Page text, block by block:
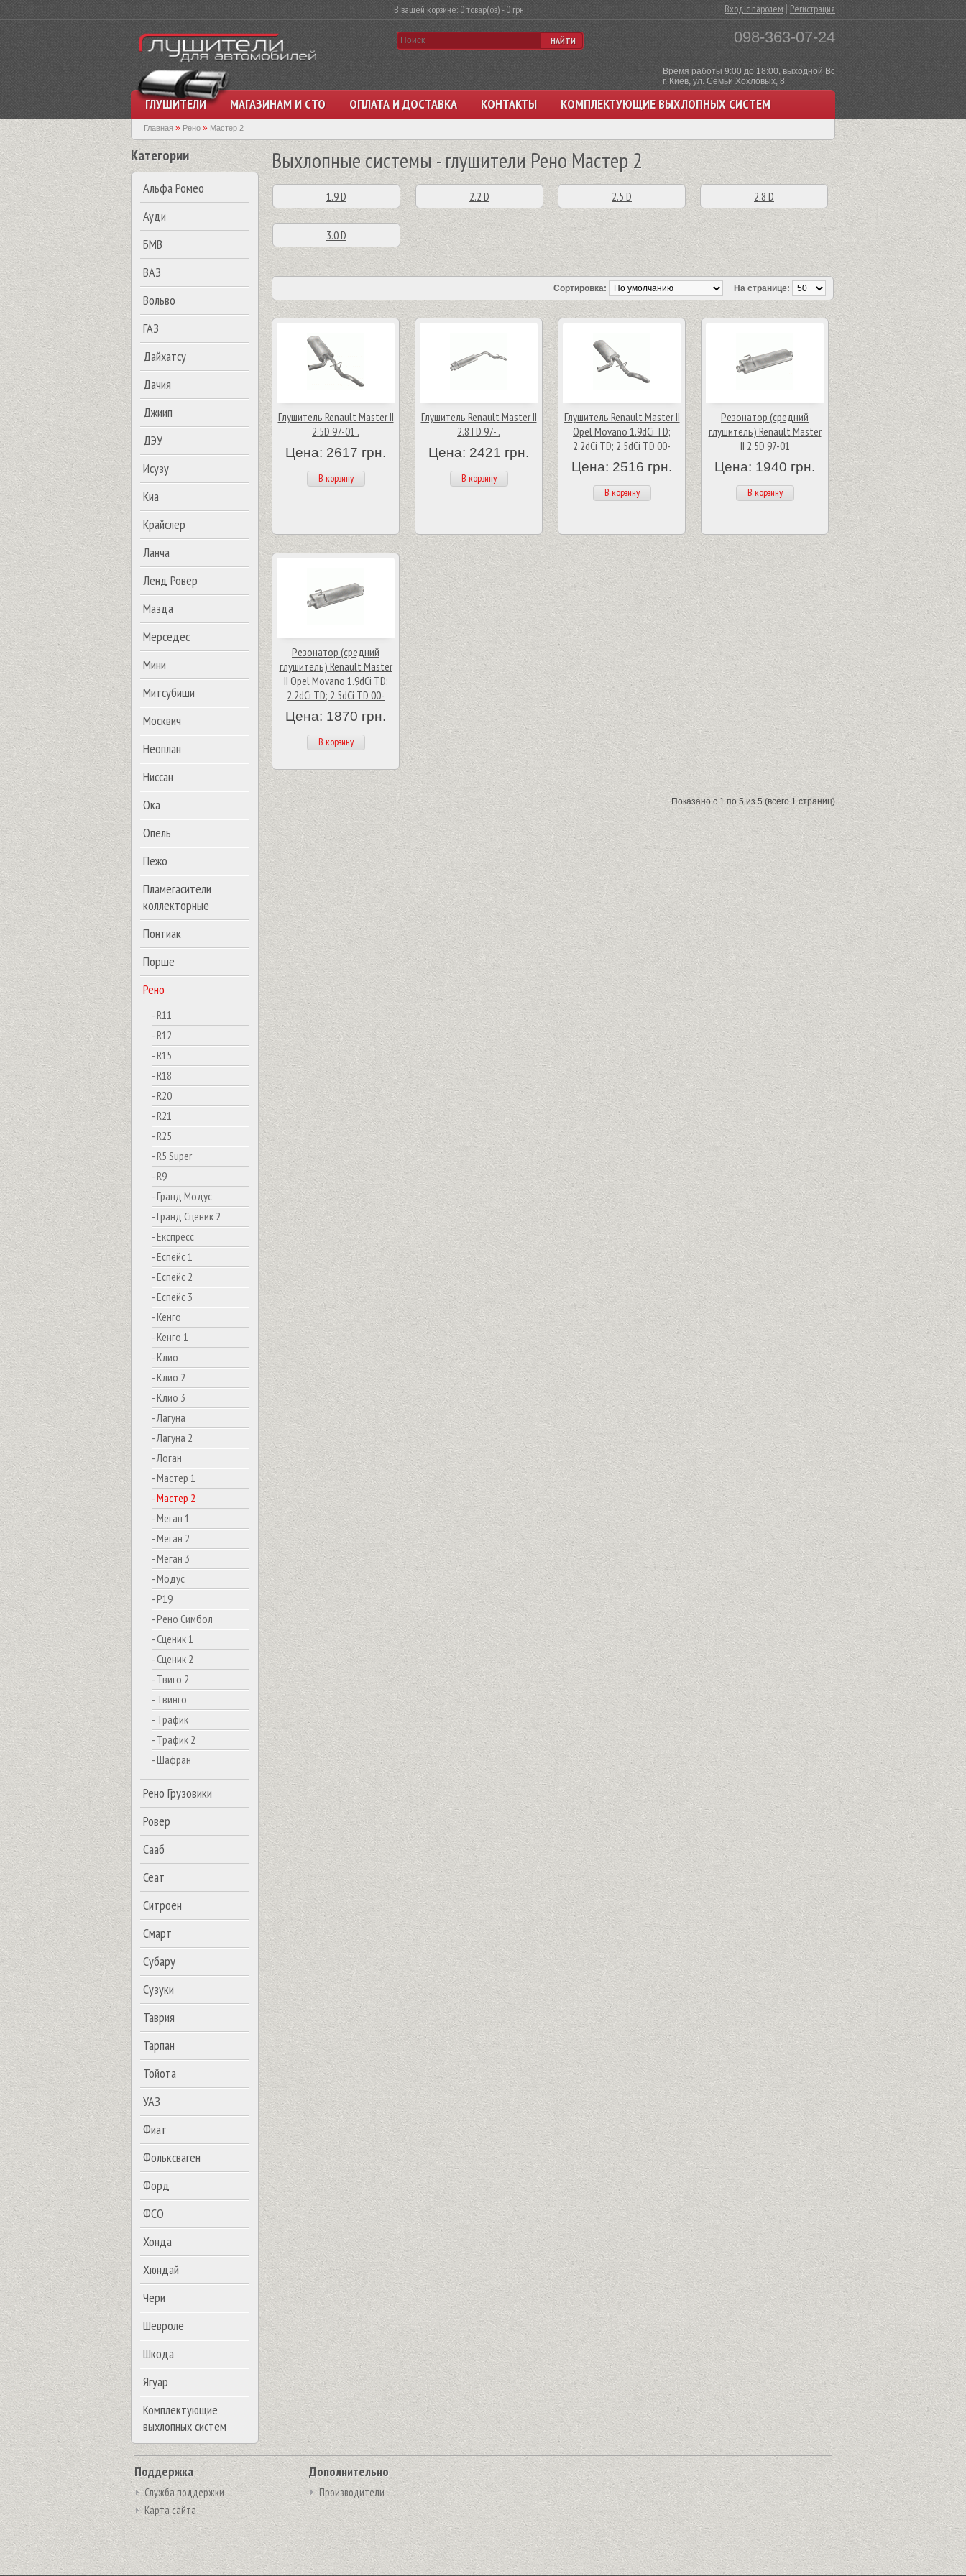
Вход с паролем | Регистрация
В вашей корзине:0 товар(ов) - 0 грн.
098-363-07-24
Время работы 9:00 до 18:00, выходной Вс
г. Киев, ул. Семьи Хохловых, 8
НАЙТИ
ГЛУШИТЕЛИ МАГАЗИНАМ И СТО ОПЛАТА И ДОСТАВКА КОНТАКТЫ КОМПЛЕКТУЮЩИЕ ВЫХЛОПНЫХ СИСТЕМ
Категории
Альфа Ромео
Ауди
БМВ
ВАЗ
Вольво
ГАЗ
Дайхатсу
Дачия
Джиип
ДЭУ
Исузу
Киа
Крайслер
Ланча
Ленд Ровер
Мазда
Мерседес
Мини
Митсубиши
Москвич
Неоплан
Ниссан
Ока
Опель
Пежо
Пламегасители
коллекторные
Понтиак
Порше
Рено
- R11
- R12
- R15
- R18
- R20
- R21
- R25
- R5 Super
- R9
- Гранд Модус
- Гранд Сценик 2
- Експресс
- Еспейс 1
- Еспейс 2
- Еспейс 3
- Кенго
- Кенго 1
- Клио
- Клио 2
- Клио 3
- Лагуна
- Лагуна 2
- Логан
- Мастер 1
- Мастер 2
- Меган 1
- Меган 2
- Меган 3
- Модус
- Р19
- Рено Симбол
- Сценик 1
- Сценик 2
- Твиго 2
- Твинго
- Трафик
- Трафик 2
- Шафран
Рено Грузовики
Ровер
Сааб
Сеат
Ситроен
Смарт
Субару
Сузуки
Таврия
Тарпан
Тойота
УАЗ
Фиат
Фольксваген
Форд
ФСО
Хонда
Хюндай
Чери
Шевроле
Шкода
Ягуар
Комплектующие
выхлопных систем
Главная » Рено » Мастер 2
Выхлопные системы - глушители Рено Мастер 2
1.9 D 2.2 D 2.5 D 2.8 D
3.0 D
На странице:
Сортировка:
Глушитель Renault Master II
2.5D 97-01 .
Цена: 2617 грн.
В корзину
Глушитель Renault Master II
2.8TD 97- .
Цена: 2421 грн.
В корзину
Глушитель Renault Master II
Opel Movano 1.9dCi TD;
2.2dCi TD; 2.5dCi TD 00-
Цена: 2516 грн.
В корзину
Резонатор (средний
глушитель) Renault Master
II 2.5D 97-01
Цена: 1940 грн.
В корзину
Резонатор (средний
глушитель) Renault Master
II Opel Movano 1.9dCi TD;
2.2dCi TD; 2.5dCi TD 00-
Цена: 1870 грн.
В корзину
Показано с 1 по 5 из 5 (всего 1 страниц)
Поддержка
Служба поддержки
Карта сайта
Дополнительно
Производители